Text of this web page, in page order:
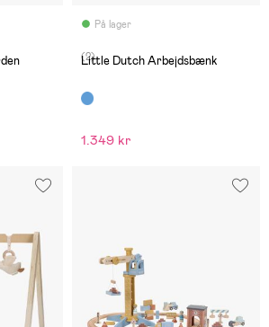
På lager
(2)
Little Dutch Arbejdsbænk
1.349 kr